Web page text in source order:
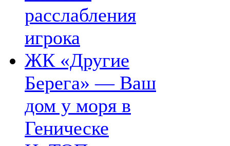
расслабления
игрока
ЖК «Другие
Берега» — Ваш
дом у моря в
Геническе